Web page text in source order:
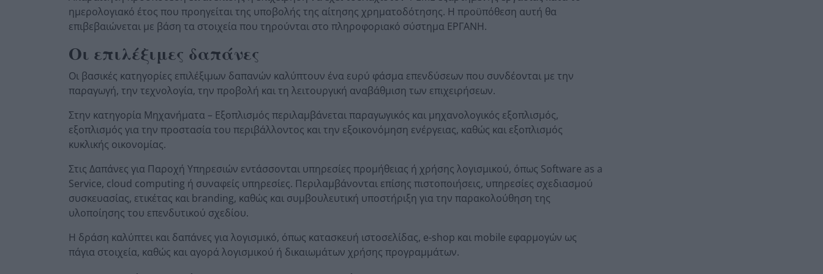
ημερολογιακό έτος που προηγείται της υποβολής της αίτησης χρηματοδότησης. Η προϋπόθεση αυτή θα
επιβεβαιώνεται με βάση τα στοιχεία που τηρούνται στο πληροφοριακό σύστημα ΕΡΓΑΝΗ.
Οι επιλέξιμες δαπάνες
Οι βασικές κατηγορίες επιλέξιμων δαπανών καλύπτουν ένα ευρύ φάσμα επενδύσεων που συνδέονται με την
παραγωγή, την τεχνολογία, την προβολή και τη λειτουργική αναβάθμιση των επιχειρήσεων.
Στην κατηγορία Μηχανήματα – Εξοπλισμός περιλαμβάνεται παραγωγικός και μηχανολογικός εξοπλισμός,
εξοπλισμός για την προστασία του περιβάλλοντος και την εξοικονόμηση ενέργειας, καθώς και εξοπλισμός
κυκλικής οικονομίας.
Στις Δαπάνες για Παροχή Υπηρεσιών εντάσσονται υπηρεσίες προμήθειας ή χρήσης λογισμικού, όπως Software as a
Service, cloud computing ή συναφείς υπηρεσίες. Περιλαμβάνονται επίσης πιστοποιήσεις, υπηρεσίες σχεδιασμού
συσκευασίας, ετικέτας και branding, καθώς και συμβουλευτική υποστήριξη για την παρακολούθηση της
υλοποίησης του επενδυτικού σχεδίου.
Η δράση καλύπτει και δαπάνες για λογισμικό, όπως κατασκευή ιστοσελίδας, e-shop και mobile εφαρμογών ως
πάγια στοιχεία, καθώς και αγορά λογισμικού ή δικαιωμάτων χρήσης προγραμμάτων.